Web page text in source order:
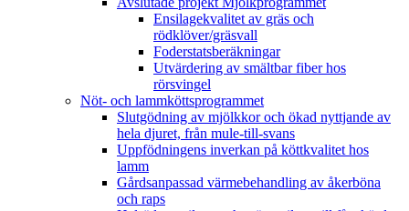
Ensilagekvalitet av gräs och
rödklöver/gräsvall
Foderstatsberäkningar
Utvärdering av smältbar fiber hos
rörsvingel
Nöt- och lammköttsprogrammet
Slutgödning av mjölkkor och ökad nyttjande av
hela djuret, från mule-till-svans
Uppfödningens inverkan på köttkvalitet hos
lamm
Gårdsanpassad värmebehandling av åkerböna
och raps